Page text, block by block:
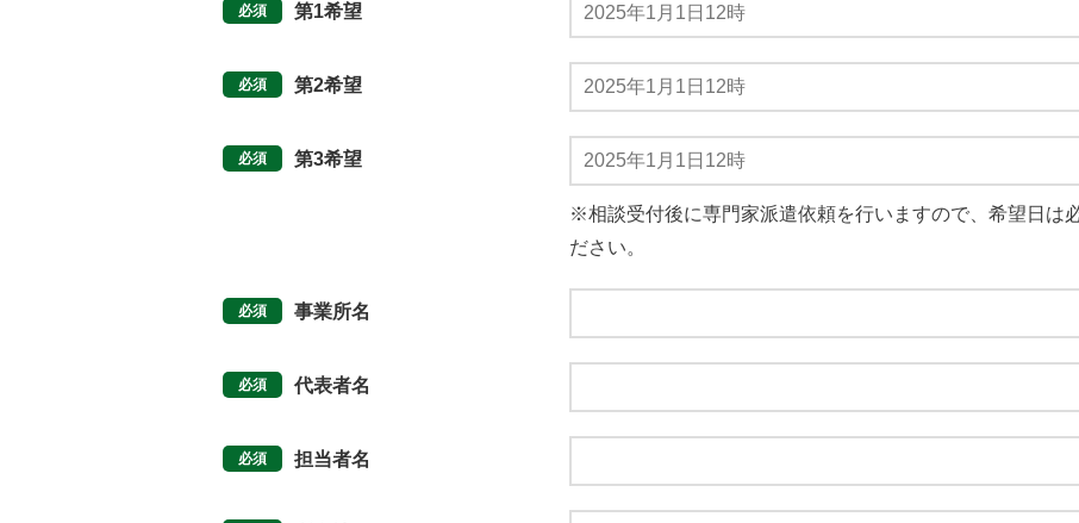
第1希望
第2希望
第3希望
※相談受付後に専門家派遣依頼を行いますので、希望日は
ださい。
事業所名
代表者名
担当者名